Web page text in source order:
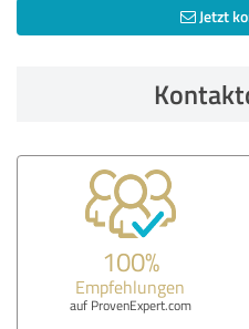
Jetzt
100%
Empfehlungen
auf ProvenExpert.com